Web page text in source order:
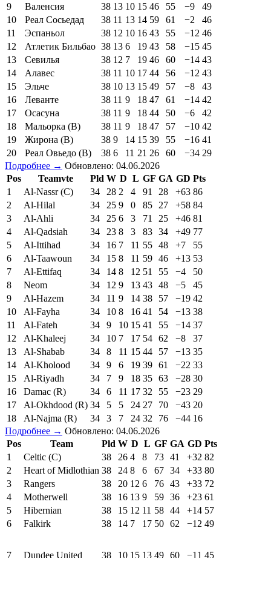
9
Валенсия 38 13 10 15 46 55 −9
49
10
Реал Сосьедад 38 11 13 14 59 61 −2
46
11
Эспаньол 38 12 10 16 43 55 −12 46
12
Атлетик Бильбао 38 13 6 19 43 58 −15 45
13
Севилья 38 12 7 19 46 60 −14 43
14
Алавес 38 11 10 17 44 56 −12 43
15
Эльче 38 10 13 15 49 57 −8
43
16
Леванте 38 11 9 18 47 61 −14 42
17
Осасуна 38 11 9 18 44 50 −6
42
18
Мальорка (В) 38 11 9 18 47 57 −10 42
19
Жирона (В) 38 9 14 15 39 55 −16 41
20
Реал Овьедо (В) 38 6 11 21 26 60 −34 29
Подробнее → Обновлено: 04.06.2026
Pos
Teamvte Pld W D L GF GA GD Pts
1
Al-Nassr (C) 34 28 2 4 91 28 +63 86
2
Al-Hilal 34 25 9 0 85 27 +58 84
3
Al-Ahli 34 25 6 3 71 25 +46 81
4
Al-Qadsiah 34 23 8 3 83 34 +49 77
5
Al-Ittihad 34 16 7 11 55 48 +7
55
6
Al-Taawoun 34 15 8 11 59 46 +13 53
7
Al-Ettifaq 34 14 8 12 51 55 −4
50
8
Neom 34 12 9 13 43 48 −5
45
9
Al-Hazem 34 11 9 14 38 57 −19 42
10
Al-Fayha 34 10 8 16 41 54 −13 38
11
Al-Fateh 34 9 10 15 41 55 −14 37
12
Al-Khaleej 34 10 7 17 54 62 −8
37
13
Al-Shabab 34 8 11 15 44 57 −13 35
14
Al-Kholood 34 9 6 19 39 61 −22 33
15
Al-Riyadh 34 7 9 18 35 63 −28 30
16
Damac (R) 34 6 11 17 32 55 −23 29
17
Al-Okhdood (R) 34 5 5 24 27 70 −43 20
18
Al-Najma (R) 34 3 7 24 32 76 −44 16
Подробнее → Обновлено: 04.06.2026
Pos
Team Pld W D L GF GA GD Pts
1
Celtic (C) 38 26 4 8 73 41 +32 82
2
Heart of Midlothian 38 24 8 6 67 34 +33 80
3
Rangers 38 20 12 6 76 43 +33 72
4
Motherwell 38 16 13 9 59 36 +23 61
5
Hibernian 38 15 12 11 58 44 +14 57
6
Falkirk 38 14 7 17 50 62 −12 49
7 Dundee United 38 10 15 13 49 60 −11 45